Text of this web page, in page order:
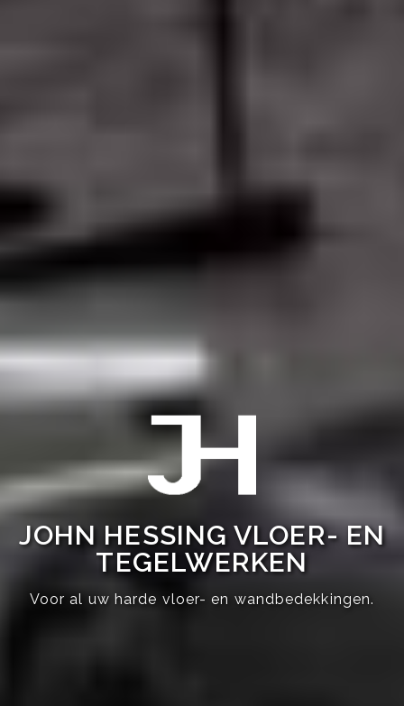
JOHN HESSING VLOER- EN
TEGELWERKEN
Voor al uw harde vloer- en wandbedekkingen.